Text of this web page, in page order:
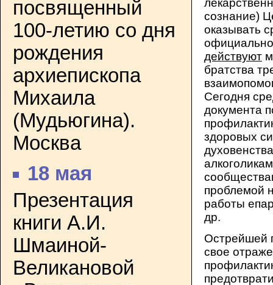
посвященный
100-летию со дня
рождения
архиепископа
Михаила
(Мудьюгина).
Москва
18 мая
Презентация
книги А.И.
Шмаиной-
Великановой
сознание)
оказывать
действуют
братства
Сегодня
документа
здоровых
проблемой
работы
др.
Острейшей
свое